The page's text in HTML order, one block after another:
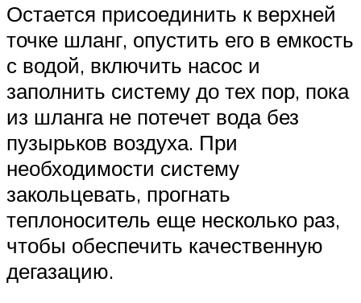
Остается присоединить к верхней
точке шланг, опустить его в емкость
с водой, включить насос и
заполнить систему до тех пор, пока
из шланга не потечет вода без
пузырьков воздуха. При
необходимости систему
закольцевать, прогнать
теплоноситель еще несколько раз,
чтобы обеспечить качественную
дегазацию.